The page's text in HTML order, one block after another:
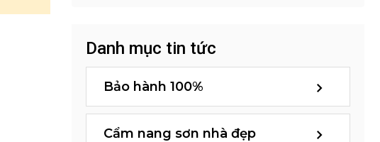
Danh mục tin tức
Bảo hành 100%
Cẩm nang sơn nhà đẹp